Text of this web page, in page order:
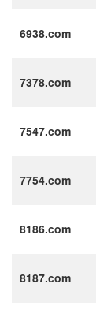
6938.com
7378.com
7547.com
7754.com
8186.com
8187.com